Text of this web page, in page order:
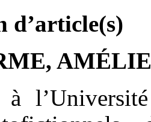
d’article(s)
à